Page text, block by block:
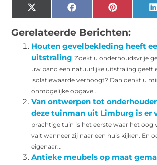
X
(Twitter)
Facebook Pinterest
Gerelateerde Berichten:
Houten gevelbekleding heeft
uitstraling Zoekt u onderhoudsvrije
uw pand een natuurlijke uitstraling geeft
isolatiewaarde verhoogt? Dan denkt u
onmogelijke opgave...
Van ontwerpen tot
deze tuinman uit Limburg is er
prachtige tuin is het eerste waar het oog
valt wanneer zij naar een huis kijken. En
eigenaar...
Antieke meubels op maat